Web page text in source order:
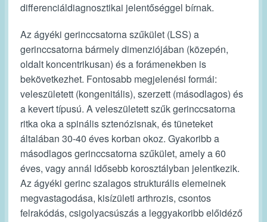
differenciáldiagnosztikai jelentőséggel bírnak.
Azágyéki gerinccsatorna szűkület (LSS) a
gerinccsatorna bármely dimenziójában (közepén,
oldalt koncentrikusan) és a forámenekben is
bekövetkezhet. Fontosabb megjelenési formái:
veleszületett (kongenitális), szerzett (másodlagos) és
a kevert típusú. A veleszületett szűk gerinccsatorna
ritka oka a spinális sztenózisnak, és tüneteket
általában 30-40 éves korban okoz. Gyakoribb a
másodlagos gerinccsatorna szűkület, amely a 60
éves, vagy annál idősebb korosztályban jelentkezik.
Az ágyéki gerinc szalagos strukturális elemeinek
megvastagodása, kisízületi arthrozis, csontos
felrakódás, csigolyacsúszás a leggyakoribb előidéző